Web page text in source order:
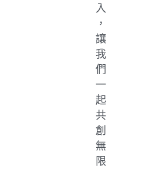
入
，
讓
我
們
一
起
共
創
無
限